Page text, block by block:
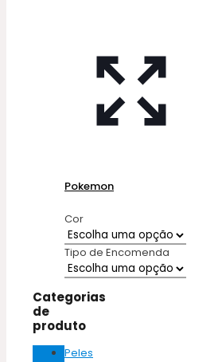
Pokemon
Cor
Tipo de Encomenda
Categorias
de
produto
Peles